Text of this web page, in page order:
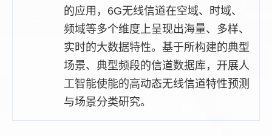
的应用，6G无线信道在空域、时域、
频域等多个维度上呈现出海量、多样、
实时的大数据特性。基于所构建的典型
场景、典型频段的信道数据库，开展人
工智能使能的高动态无线信道特性预测
与场景分类研究。